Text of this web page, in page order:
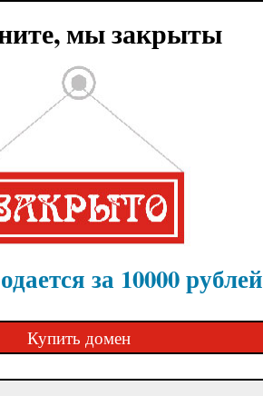
мы закрыты
за 10000 рублей
Купить домен